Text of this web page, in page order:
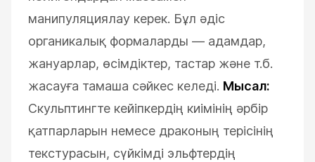
манипуляциялау керек. Бұл әдіс
органикалық формаларды — адамдар,
жануарлар, өсімдіктер, тастар және т.б.
жасауға тамаша сәйкес келеді. Мысал:
Скульптингте кейіпкердің киімінің әрбір
қатпарларын немесе драконың терісінің
текстурасын, сүйкімді эльфтердің